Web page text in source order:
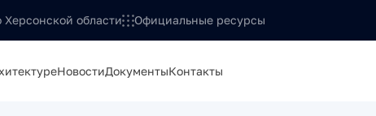
Херсонской области Официальные ресурсы
НовостиДокументыКонтакты